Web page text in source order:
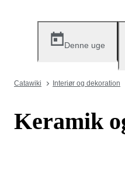
Denne uge
Catawiki Interiør og dekoration
Keramik